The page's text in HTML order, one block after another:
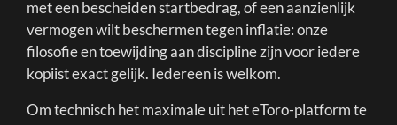
met een bescheiden startbedrag, of een aanzienlijk
vermogen wilt beschermen tegen inflatie: onze
filosofie en toewijding aan discipline zijn voor iedere
kopiist exact gelijk. Iedereen is welkom.
Om technisch het maximale uit het eToro-platform te